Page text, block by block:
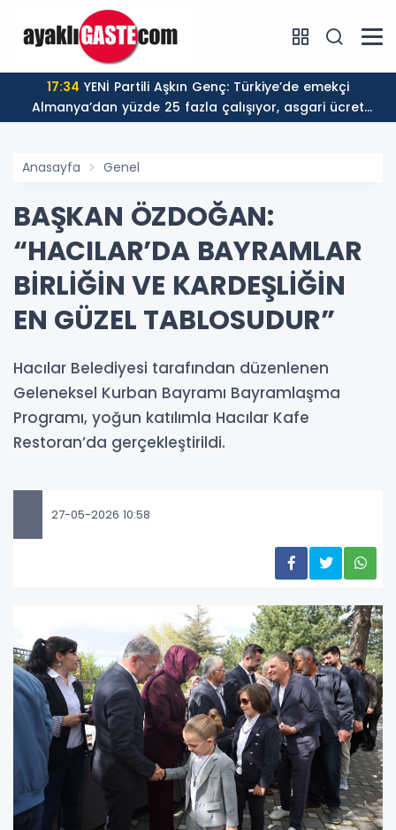
17:34
Almanya’dan yüzde 25 fazla çalışıyor, asgari ücret
ayın 18 gününe yetiyor
Anasayfa Genel
BAŞKAN ÖZDOĞAN:
“HACILAR’DA BAYRAMLAR
BİRLİĞİN VE KARDEŞLİĞİN
EN GÜZEL TABLOSUDUR”
Hacılar Belediyesi tarafından düzenlenen
Geleneksel Kurban Bayramı Bayramlaşma
Programı, yoğun katılımla Hacılar Kafe
Restoran’da gerçekleştirildi.
27-05-2026 10:58